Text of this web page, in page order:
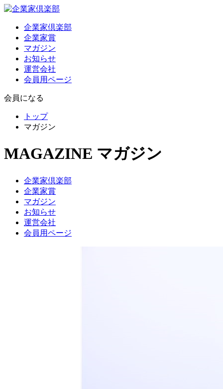
企業家倶楽部
企業家賞
マガジン
お知らせ
運営会社
会員用ページ
会員になる
トップ
マガジン
MAGAZINE マガジン
企業家倶楽部
企業家賞
マガジン
お知らせ
運営会社
会員用ページ